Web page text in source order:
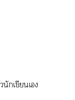
กเขียนเ